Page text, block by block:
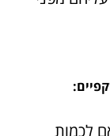
לכמות